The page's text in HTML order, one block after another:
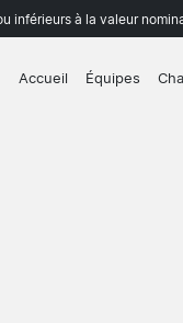
inférieurs à la valeur
Accueil Équipes